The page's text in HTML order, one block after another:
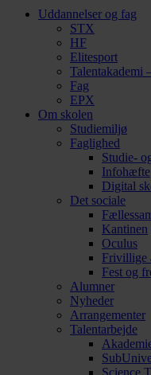
Uddannelser og fag
STX
HF
Elitesport
Talentakademi
Fag
EPX
Om skolen
Studiemiljø
Faglighed
Studie-
Infohæfte
Digital
Det sociale
Kantinen
Oculus
Frivillige
Fest og
Alumner
Nyheder
Arrangementer
Talentarbejde
Science